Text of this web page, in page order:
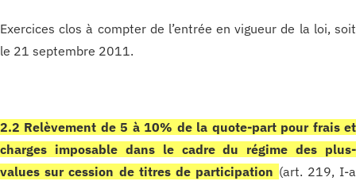
Exercices clos à compter de l’entrée en vigueur de la loi, soit
le 21 septembre 2011.
2.2 Relèvement de 5 à 10% de la quote-part pour frais et
charges imposable dans le cadre du régime des plus-
values sur cession de titres de participation (art. 219, I-a